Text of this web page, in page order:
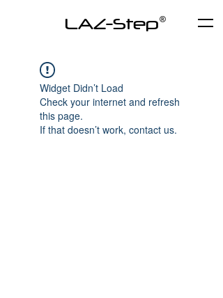
LAZ-Step
Widget Didn’t Load
Check your internet and refresh
this page.
If that doesn’t work, contact us.